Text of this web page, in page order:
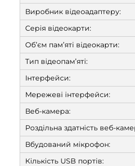
Виробник відеоадаптеру:
Серія відеокарти:
Об’єм пам’яті відеокарти:
Тип відеопам’яті:
Інтерфейси:
Мережеві інтерфейси:
Веб-камера:
Роздільна здатність веб-
Вбудований мікрофон:
Кількість USB портів: